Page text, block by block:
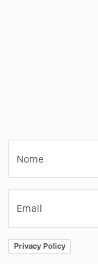
Nome
Email
Privacy Policy